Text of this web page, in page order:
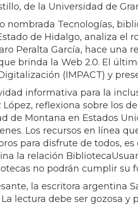
de la Universidad de
nombrada Tecnologías,
de Hidalgo, analiza el
Peralta García, hace una
brinda la Web 2.0. El
(IMPACT) y
informativa para la
reflexiona sobre los
de Montana en Estados
Los recursos en línea
para disfrute de todos,
la relación
no podrán cumplir su
la escritora argentina
lectura debe ser gozosa